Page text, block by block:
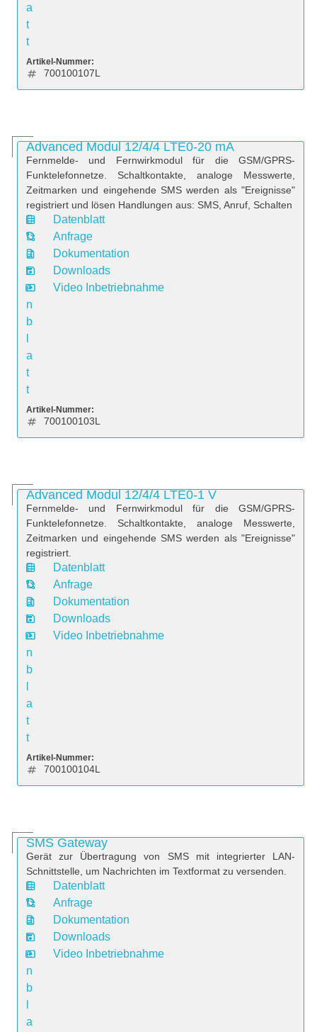
a
t
t
Artikel-Nummer:
700100107L
Advanced Modul 12/4/4 LTE0-20 mA
Fernmelde- und Fernwirkmodul für die GSM/GPRS-
Funktelefonnetze. Schaltkontakte, analoge Messwerte,
Zeitmarken und eingehende SMS werden als "Ereignisse"
registriert und lösen Handlungen aus: SMS, Anruf, Schalten
D
a
t
e
n
b
a
t
t
Datenblatt
Anfrage
Dokumentation
Downloads
Video Inbetriebnahme
Artikel-Nummer:
700100103L
Advanced Modul 12/4/4 LTE0-1 V
Fernmelde- und Fernwirkmodul für die GSM/GPRS-
Funktelefonnetze. Schaltkontakte, analoge Messwerte,
Zeitmarken und eingehende SMS werden als "Ereignisse"
registriert.
D
a
t
e
n
b
a
t
t
Datenblatt
Anfrage
Dokumentation
Downloads
Video Inbetriebnahme
Artikel-Nummer:
700100104L
SMS Gateway
Gerät zur Übertragung von SMS mit integrierter LAN-
Schnittstelle, um Nachrichten im Textformat zu versenden.
D
a
t
e
n
b
a
Datenblatt
Anfrage
Dokumentation
Downloads
Video Inbetriebnahme